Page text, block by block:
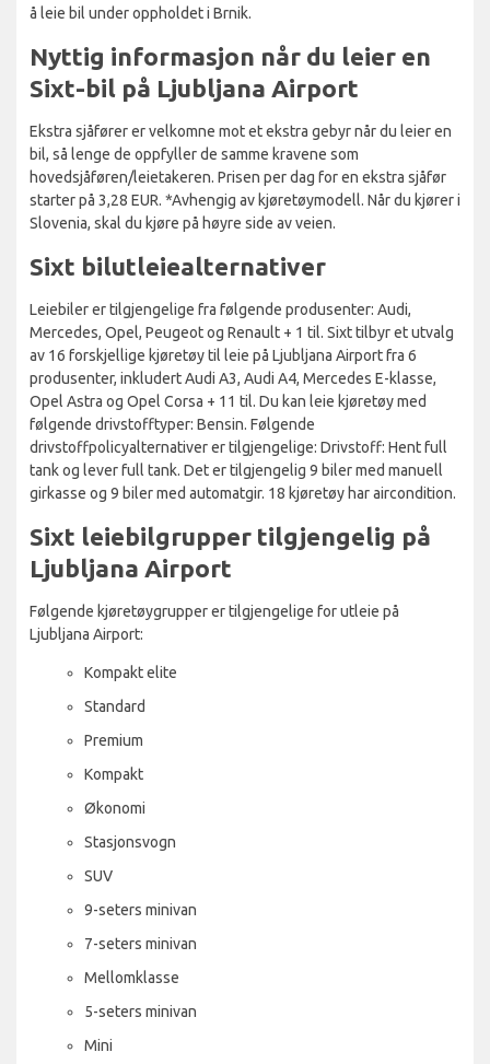
å leie bil under oppholdet i Brnik.
Nyttig informasjon når du leier en
Sixt-bil på Ljubljana Airport
Ekstra sjåfører er velkomne mot et ekstra gebyr når du leier en
bil, så lenge de oppfyller de samme kravene som
hovedsjåføren/leietakeren. Prisen per dag for en ekstra sjåfør
starter på 3,28 EUR. *Avhengig av kjøretøymodell. Når du kjører i
Slovenia, skal du kjøre på høyre side av veien.
Sixt bilutleiealternativer
Leiebiler er tilgjengelige fra følgende produsenter: Audi,
Mercedes, Opel, Peugeot og Renault + 1 til. Sixt tilbyr et utvalg
av 16 forskjellige kjøretøy til leie på Ljubljana Airport fra 6
produsenter, inkludert Audi A3, Audi A4, Mercedes E-klasse,
Opel Astra og Opel Corsa + 11 til. Du kan leie kjøretøy med
følgende drivstofftyper: Bensin. Følgende
drivstoffpolicyalternativer er tilgjengelige: Drivstoff: Hent full
tank og lever full tank. Det er tilgjengelig 9 biler med manuell
girkasse og 9 biler med automatgir. 18 kjøretøy har aircondition.
Sixt leiebilgrupper tilgjengelig på
Ljubljana Airport
Følgende kjøretøygrupper er tilgjengelige for utleie på
Ljubljana Airport:
Kompakt elite
Standard
Premium
Kompakt
Økonomi
Stasjonsvogn
SUV
9-seters minivan
7-seters minivan
Mellomklasse
5-seters minivan
Mini